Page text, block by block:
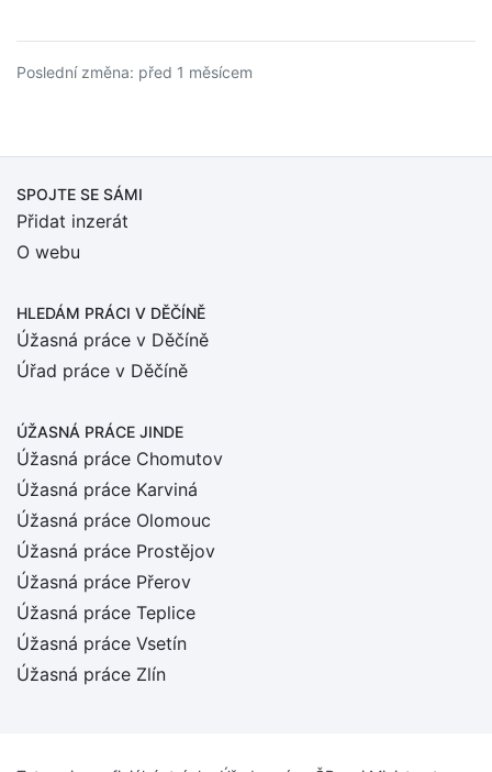
Poslední změna: před 1 měsícem
SPOJTE SE SÁMI
Přidat inzerát
O webu
HLEDÁM PRÁCI V DĚČÍNĚ
Úžasná práce v Děčíně
Úřad práce v Děčíně
ÚŽASNÁ PRÁCE JINDE
Úžasná práce Chomutov
Úžasná práce Karviná
Úžasná práce Olomouc
Úžasná práce Prostějov
Úžasná práce Přerov
Úžasná práce Teplice
Úžasná práce Vsetín
Úžasná práce Zlín